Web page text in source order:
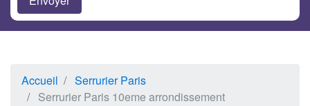
Accueil
Serrurier Paris
Serrurier Paris 10eme arrondissement